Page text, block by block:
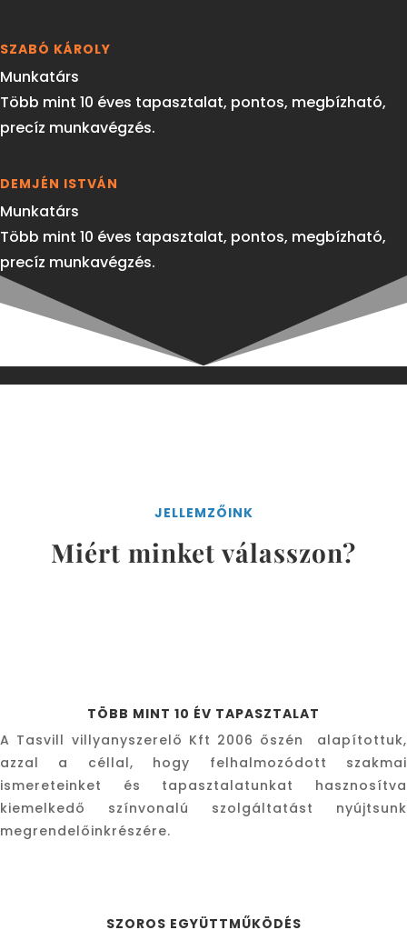
SZABÓ KÁROLY
Munkatárs
Több mint 10 éves tapasztalat, pontos, megbízható,
precíz munkavégzés.
DEMJÉN ISTVÁN
Munkatárs
Több mint 10 éves tapasztalat, pontos, megbízható,
precíz munkavégzés.
JELLEMZŐINK
Miért minket válasszon?
TÖBB MINT 10 ÉV TAPASZTALAT
A Tasvill villyanyszerelő Kft 2006 őszén alapítottuk,
azzal a céllal, hogy felhalmozódott szakmai
ismereteinket és tapasztalatunkat hasznosítva
kiemelkedő színvonalú szolgáltatást nyújtsunk
megrendelőinkrészére.
SZOROS EGYÜTTMŰKÖDÉS